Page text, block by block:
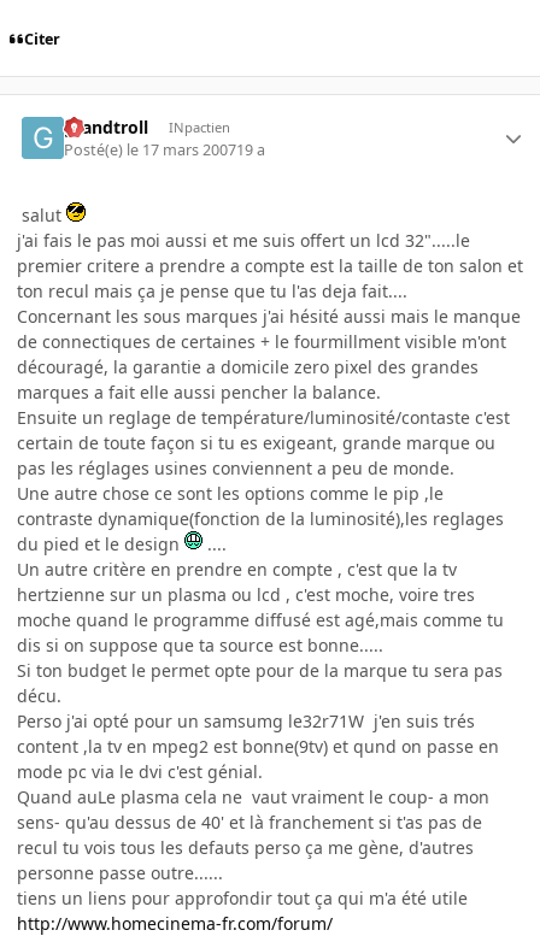
Citer
grandtroll INpactien
Posté(e) le 17 mars 200719 a
salut
j'ai fais le pas moi aussi et me suis offert un lcd 32".....le
premier critere a prendre a compte est la taille de ton salon et
ton recul mais ça je pense que tu l'as deja fait....
Concernant les sous marques j'ai hésité aussi mais le manque
de connectiques de certaines + le fourmillment visible m'ont
découragé, la garantie a domicile zero pixel des grandes
marques a fait elle aussi pencher la balance.
Ensuite un reglage de température/luminosité/contaste c'est
certain de toute façon si tu es exigeant, grande marque ou
pas les réglages usines conviennent a peu de monde.
Une autre chose ce sont les options comme le pip ,le
contraste dynamique(fonction de la luminosité),les reglages
du pied et le design
....
Un autre critère en prendre en compte , c'est que la tv
hertzienne sur un plasma ou lcd , c'est moche, voire tres
moche quand le programme diffusé est agé,mais comme tu
dis si on suppose que ta source est bonne.....
Si ton budget le permet opte pour de la marque tu sera pas
décu.
Perso j'ai opté pour un samsumg le32r71W j'en suis trés
content ,la tv en mpeg2 est bonne(9tv) et qund on passe en
mode pc via le dvi c'est génial.
Quand auLe plasma cela ne vaut vraiment le coup- a mon
sens- qu'au dessus de 40' et là franchement si t'as pas de
recul tu vois tous les defauts perso ça me gène, d'autres
personne passe outre......
tiens un liens pour approfondir tout ça qui m'a été utile
http://www.homecinema-fr.com/forum/